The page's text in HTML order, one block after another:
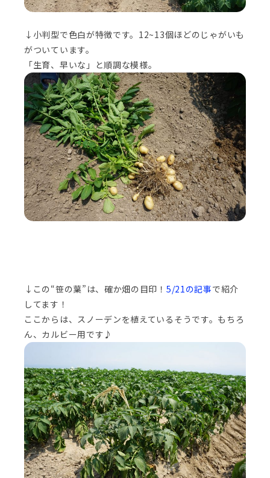
↓小判型で色白が特徴です。12~13個ほどのじゃがいも
がついています。
「生育、早いな」と順調な模様。
↓この“笹の葉”は、確か畑の目印！ 5/21の記事で紹介
してます！
ここからは、スノーデンを植えているそうです。もちろ
ん、カルビー用です♪